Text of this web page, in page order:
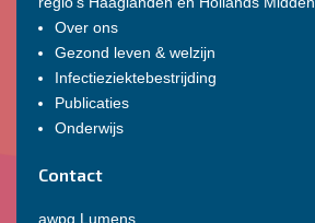
Over ons
Gezond leven & welzijn
Infectieziektebestrijding
Publicaties
Onderwijs
Contact
awpg Lumens